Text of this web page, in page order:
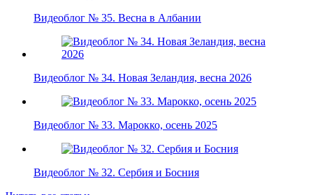
Видеоблог № 35. Весна в Албании
Видеоблог № 34. Новая Зеландия, весна 2026
Видеоблог № 33. Марокко, осень 2025
Видеоблог № 32. Сербия и Босния